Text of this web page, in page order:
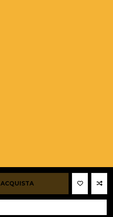
ACQUISTA